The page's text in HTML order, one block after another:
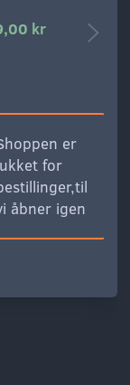
kr
er
for
åbner igen